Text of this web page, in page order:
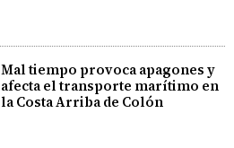
Mal tiempo provoca apagones y
afecta el transporte marítimo en
la Costa Arriba de Colón